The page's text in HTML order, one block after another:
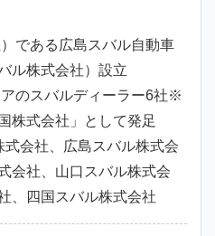
である広島スバル自動車
ル株式会社）設立
のスバルディーラー6社※
株式会社」として発足
会社、広島スバル株式会
会社、山口スバル株式会
、四国スバル株式会社